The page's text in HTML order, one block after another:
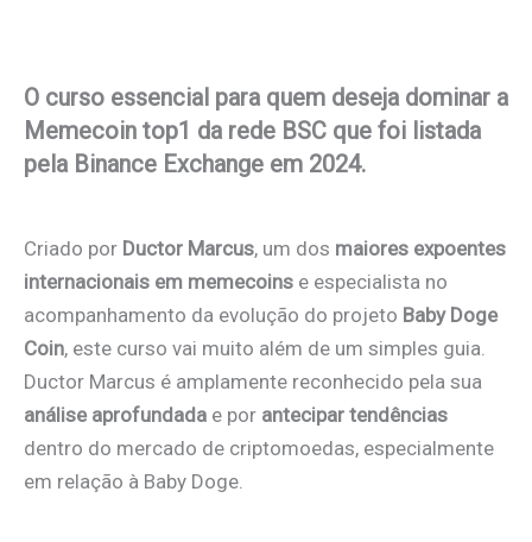
O curso essencial para quem deseja dominar a
Memecoin top1 da rede BSC que foi listada
pela Binance Exchange em 2024.
Criado por Ductor Marcus, um dos maiores expoentes
internacionais em memecoins e especialista no
acompanhamento da evolução do projeto Baby Doge
Coin, este curso vai muito além de um simples guia.
Ductor Marcus é amplamente reconhecido pela sua
análise aprofundada e por antecipar tendências
dentro do mercado de criptomoedas, especialmente
em relação à Baby Doge.